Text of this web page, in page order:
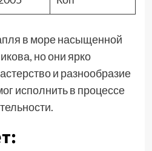
в море насыщенной
но они ярко
и разнообразие
исполнить в процессе